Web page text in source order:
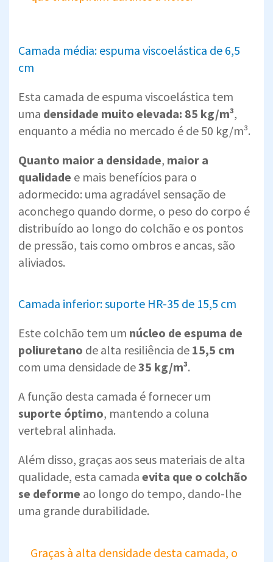
Camada média: espuma viscoelástica de 6,5
cm
Esta camada de espuma viscoelástica tem
uma densidade muito elevada: 85 kg/m³,
enquanto a média no mercado é de 50 kg/m³.
Quanto maior a densidade, maior a
qualidade e mais benefícios para o
adormecido: uma agradável sensação de
aconchego quando dorme, o peso do corpo é
distribuído ao longo do colchão e os pontos
de pressão, tais como ombros e ancas, são
aliviados.
Camada inferior: suporte HR-35 de 15,5 cm
Este colchão tem um núcleo de espuma de
poliuretano de alta resiliência de 15,5 cm
com uma densidade de35 kg/m³.
A função desta camada é fornecer um
suporte óptimo, mantendo a coluna
vertebral alinhada.
Além disso, graças aos seus materiais de alta
qualidade, esta camada evita que o colchão
se deforme ao longo do tempo, dando-lhe
uma grande durabilidade.
Graças à alta densidade desta camada, o